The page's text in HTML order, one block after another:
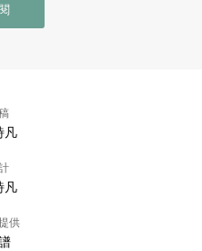
凡
凡
供